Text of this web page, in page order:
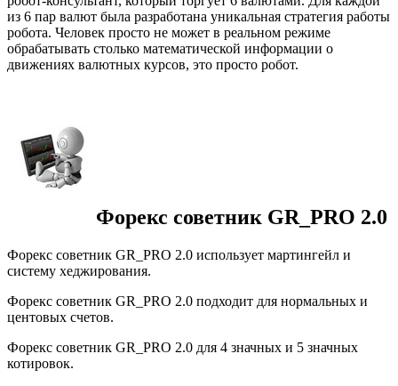
из 6 пар валют была разработана уникальная стратегия работы
робота. Человек просто не может в реальном режиме
обрабатывать столько математической информации о
движениях валютных курсов, это просто робот.
Форекс советник GR_PRO 2.0
Форекс советник GR_PRO 2.0 использует мартингейл и
систему хеджирования.
Форекс советник GR_PRO 2.0 подходит для нормальных и
центовых счетов.
Форекс советник GR_PRO 2.0 для 4 значных и 5 значных
котировок.